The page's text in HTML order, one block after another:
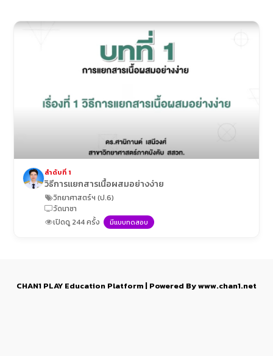
ลำดับที่ 1
วิธีการแยกสารเนื้อผสมอย่างง่าย
วิทยาศาสตร์ฯ (ป.6)
วัดนาซา
เปิดดู 244 ครั้ง
มีแบบทดสอบ
CHAN1 PLAY Education Platform | Powered By www.chan1.net